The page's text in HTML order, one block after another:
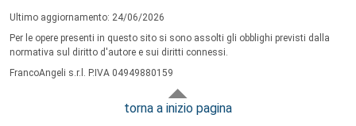
Ultimo aggiornamento: 24/06/2026
Per le opere presenti in questo sito si sono assolti gli obblighi previsti dalla
normativa sul diritto d'autore e sui diritti connessi.
FrancoAngeli s.r.l. P.IVA 04949880159
torna a inizio pagina